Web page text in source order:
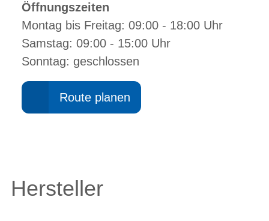
Öffnungszeiten
Montag bis Freitag: 09:00 - 18:00 Uhr
Samstag: 09:00 - 15:00 Uhr
Sonntag: geschlossen
Route planen
Hersteller